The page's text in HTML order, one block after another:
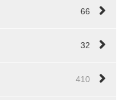
66
32
410